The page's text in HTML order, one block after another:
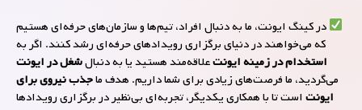
در کینگ ایونت، ما به دنبال افراد، تیم‌ها و سازمان‌های حرفه‌ای هستیم
که می‌خواهند در دنیای برگزاری رویدادهای حرفه‌ای رشد کنند. اگر به
استخدام در زمینه ایونتعلاقه‌مند هستید یا به دنبالشغل در ایونت
می‌گردید، ما فرصت‌های زیادی برای شما داریم. هدف ماجذب نیروی برای
ایونت‌ است تا با همکاری یکدیگر، تجربه‌ای بی‌نظیر در برگزاری رویدادها